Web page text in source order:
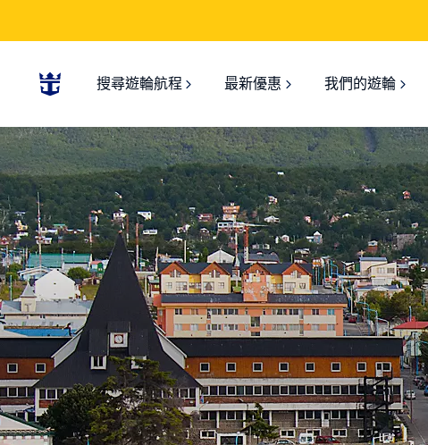
搜尋遊輪航程 最新優惠 我們的遊輪